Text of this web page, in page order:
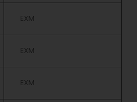
EXM
EXM
EXM